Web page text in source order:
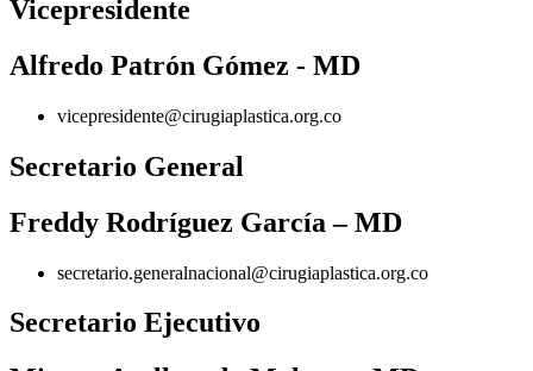
Vicepresidente
Alfredo Patrón Gómez - MD
vicepresidente@cirugiaplastica.org.co
Secretario General
Freddy Rodríguez García – MD
secretario.generalnacional@cirugiaplastica.org.co
Secretario Ejecutivo